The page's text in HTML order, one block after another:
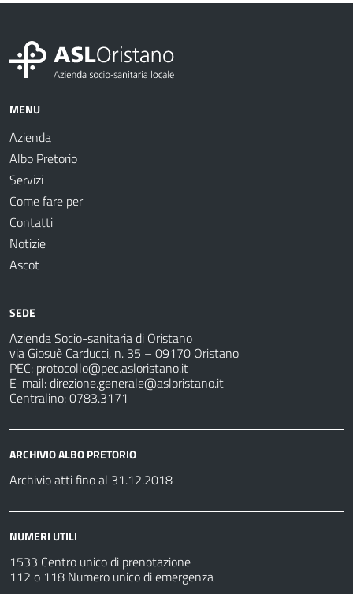
MENU
Azienda
Albo Pretorio
Servizi
Come fare per
Contatti
Notizie
Ascot
SEDE
Azienda Socio-sanitaria di Oristano
via Giosuè Carducci, n. 35 – 09170 Oristano
PEC: protocollo@pec.asloristano.it
E-mail:direzione.generale@asloristano.it
Centralino: 0783.3171
ARCHIVIO ALBO PRETORIO
Archivio atti fino al 31.12.2018
NUMERI UTILI
1533 Centro unico di prenotazione
112 o 118 Numero unico di emergenza